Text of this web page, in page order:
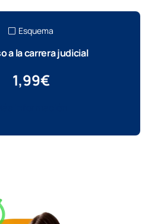
Esquema
a la carrera judicial
1,99€